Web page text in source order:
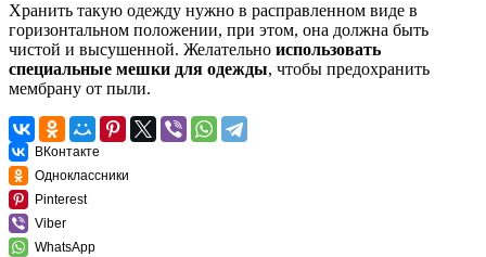
Хранить такую одежду нужно в расправленном виде в
горизонтальном положении, при этом, она должна быть
чистой и высушенной. Желательно использовать
специальные мешки для одежды, чтобы предохранить
мембрану от пыли.
ВКонтакте
Одноклассники
Pinterest
Viber
WhatsApp